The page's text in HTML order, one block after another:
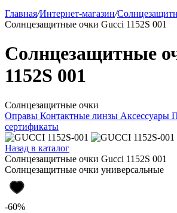
Главная/Интернет-магазин/
Солнцезащитные очки Gucci 1152S 001
Солнцезащитные
1152S 001
Солнцезащитные очки
Оправы Контактные линзы Аксессуары
сертификаты
Назад в каталог
Солнцезащитные очки Gucci 1152S 001
Солнцезащитные очки универсальные
-60%